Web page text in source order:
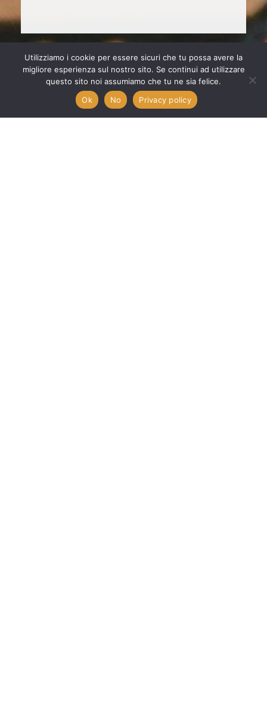
Utilizziamo i cookie per essere sicuri che tu possa avere la
migliore esperienza sul nostro sito. Se continui ad utilizzare
questo sito noi assumiamo che tu ne sia felice.
Ok
No Privacy policy